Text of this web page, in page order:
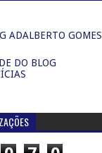
ADALBERTO GOMES
DO BLOG